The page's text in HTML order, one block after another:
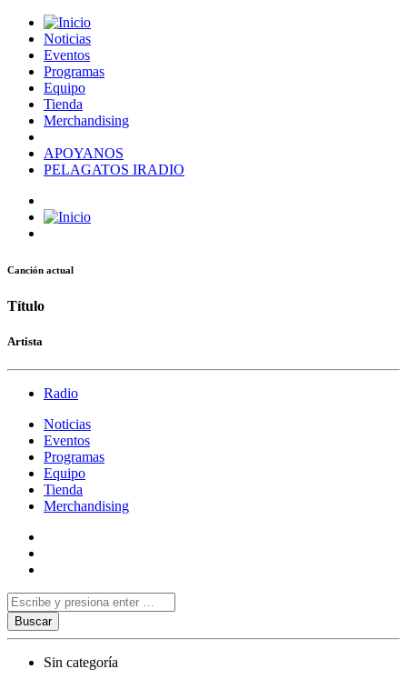
Noticias
Eventos
Programas
Equipo
Tienda
Merchandising
APOYANOS
PELAGATOS IRADIO
Canción actual
Título
Artista
Radio
Noticias
Eventos
Programas
Equipo
Tienda
Merchandising
Sin categoría